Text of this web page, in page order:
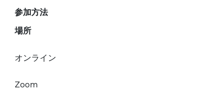
参加方法
場所
オンライン
Zoom